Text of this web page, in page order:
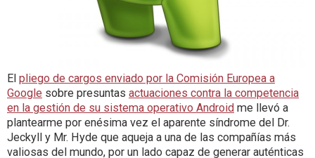
El pliego de cargos enviado por la Comisión Europea a
Google sobre presuntas actuaciones contra la competencia
en la gestión de su sistema operativo Android me llevó a
plantearme por enésima vez el aparente síndrome del Dr.
Jeckyll y Mr. Hyde que aqueja a una de las compañías más
valiosas del mundo, por un lado capaz de generar auténticas